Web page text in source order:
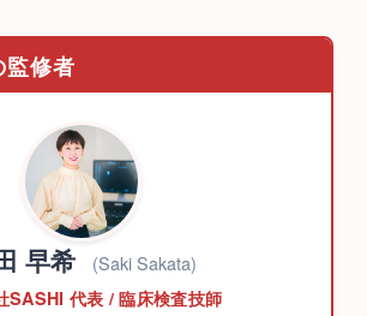
監修者
早希 (Saki Sakata)
SASHI 代表 / 臨床検査技師